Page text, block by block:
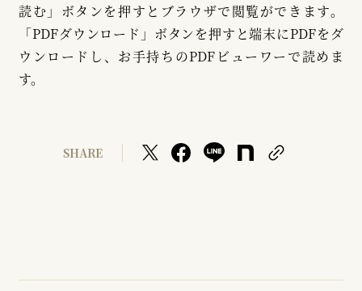
読む」ボタンを押すとブラウザで閲覧ができます。
「PDFダウンロード」ボタンを押すと端末にPDFをダ
ウンロードし、お手持ちのPDFビューワーで読めま
す。
SHARE